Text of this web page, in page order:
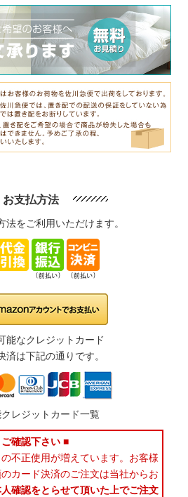
お支払方法
法をご利用いただけます。
能なクレジットカード
済は下記の通りです。
レジットカード一覧
確認下さい ■
不正使用が増えています。お客様
カード決済のご注文は当社からお
確認をとらせて頂いた上でご注文